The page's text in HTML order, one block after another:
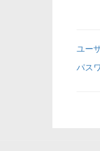
ユー
パス